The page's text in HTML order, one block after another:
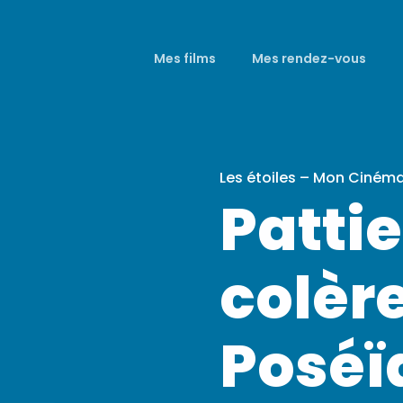
Mes films Mes rendez-vous
Les étoiles – Mon